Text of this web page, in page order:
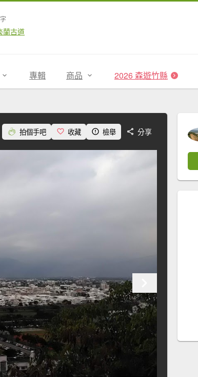
蘭古道
專輯 商品 2026 森遊竹縣
拍個手吧 收藏 檢舉 分享